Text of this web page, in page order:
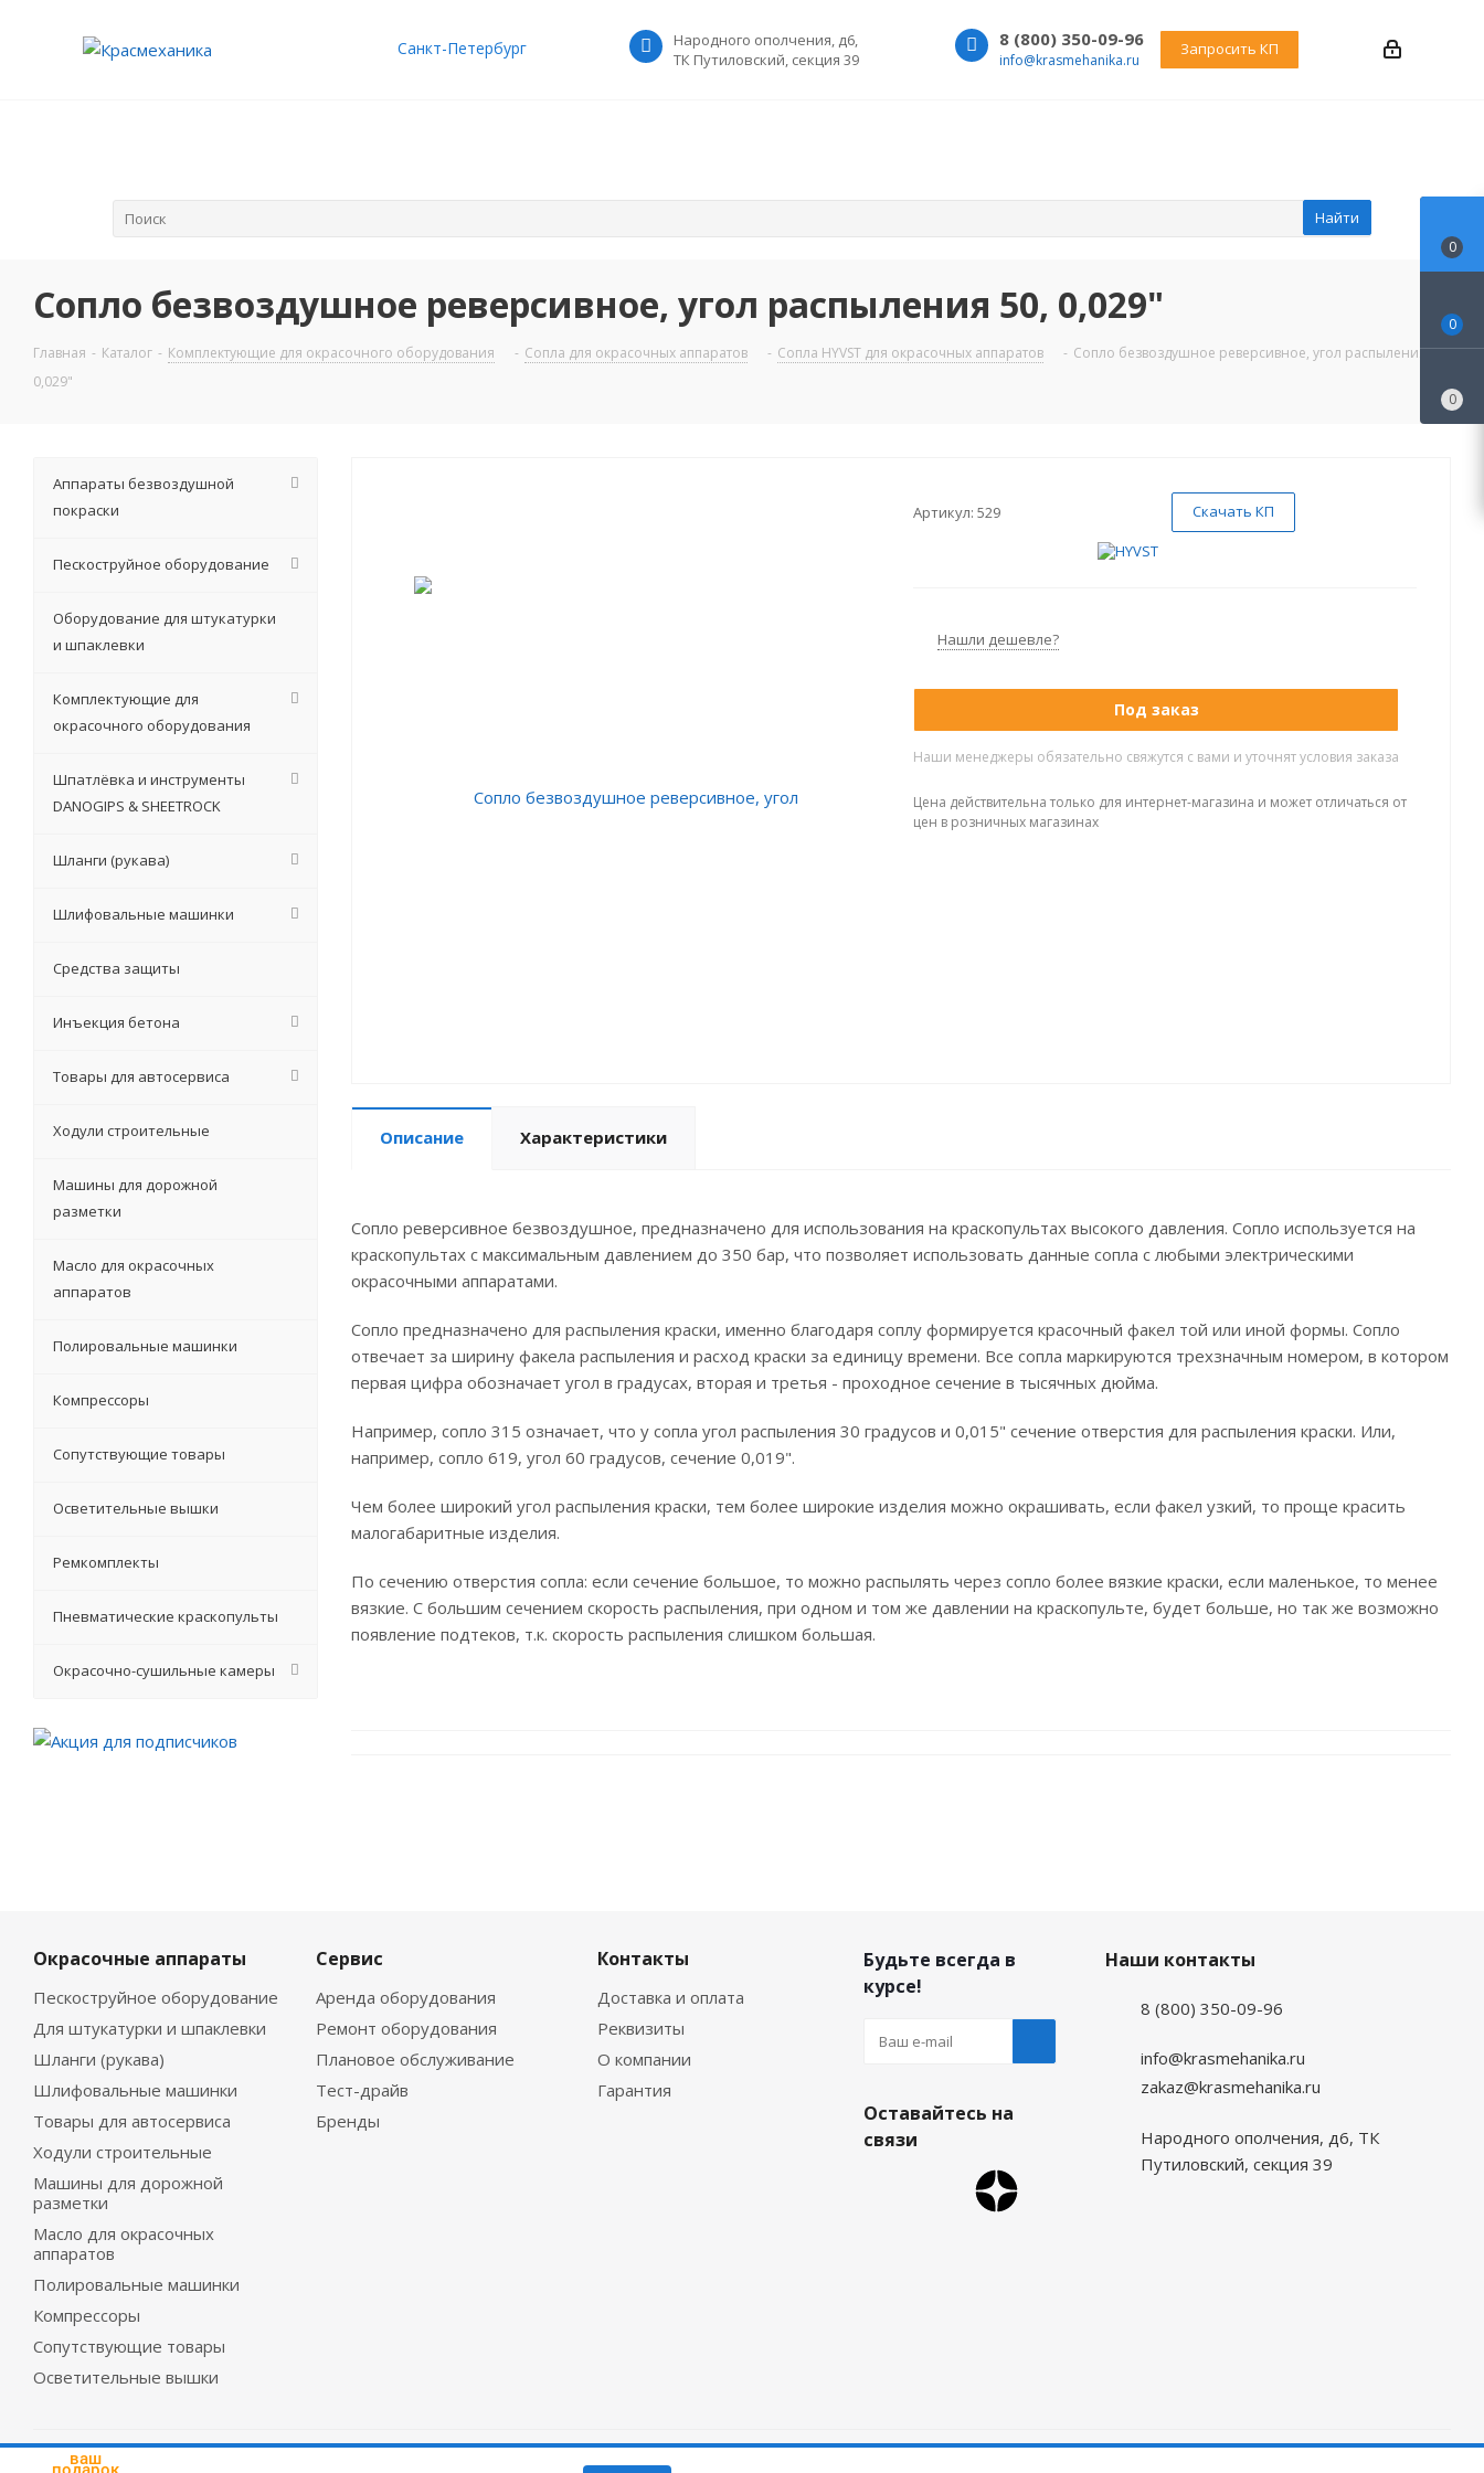
Санкт-Петербург
Народного ополчения, д6,
ТК Путиловский, секция 39
8 (800) 350-09-96
info@krasmehanika.ru
Запросить КП
Найти
Сопло безвоздушное реверсивное, угол распыления 50, 0,029"
Главная - Каталог - Комплектующие для окрасочного оборудования - Сопла для окрасочных аппаратов - Сопла HYVST для окрасочных аппаратов - Сопло безвоздушное реверсивное, угол распыления 50,
0,029"
Артикул: 529 Скачать КП
Нашли дешевле?
Под заказ
Наши менеджеры обязательно свяжутся с вами и уточнят условия заказа
Цена действительна только для интернет-магазина и может отличаться от
цен в розничных магазинах
Описание Характеристики
Сопло реверсивное безвоздушное, предназначено для использования на краскопультах высокого давления. Сопло используется на
краскопультах с максимальным давлением до 350 бар, что позволяет использовать данные сопла с любыми электрическими
окрасочными аппаратами.
Сопло предназначено для распыления краски, именно благодаря соплу формируется красочный факел той или иной формы. Сопло
отвечает за ширину факела распыления и расход краски за единицу времени. Все сопла маркируются трехзначным номером, в котором
первая цифра обозначает угол в градусах, вторая и третья - проходное сечение в тысячных дюйма.
Например, сопло 315 означает, что у сопла угол распыления 30 градусов и 0,015" сечение отверстия для распыления краски. Или,
например, сопло 619, угол 60 градусов, сечение 0,019".
Чем более широкий угол распыления краски, тем более широкие изделия можно окрашивать, если факел узкий, то проще красить
малогабаритные изделия.
По сечению отверстия сопла: если сечение большое, то можно распылять через сопло более вязкие краски, если маленькое, то менее
вязкие. С большим сечением скорость распыления, при одном и том же давлении на краскопульте, будет больше, но так же возможно
появление подтеков, т.к. скорость распыления слишком большая.
Аппараты безвоздушной
покраски
Пескоструйное оборудование
Оборудование для штукатурки
и шпаклевки
Комплектующие для
окрасочного оборудования
Шпатлёвка и инструменты
DANOGIPS & SHEETROCK
Шланги (рукава)
Шлифовальные машинки
Средства защиты
Инъекция бетона
Товары для автосервиса
Ходули строительные
Машины для дорожной
разметки
Масло для окрасочных
аппаратов
Полировальные машинки
Компрессоры
Сопутствующие товары
Осветительные вышки
Ремкомплекты
Пневматические краскопульты
Окрасочно-сушильные камеры
Окрасочные аппараты
Пескоструйное оборудование
Для штукатурки и шпаклевки
Шланги (рукава)
Шлифовальные машинки
Товары для автосервиса
Ходули строительные
Машины для дорожной
разметки
Масло для окрасочных
аппаратов
Полировальные машинки
Компрессоры
Сопутствующие товары
Осветительные вышки
Сервис
Аренда оборудования
Ремонт оборудования
Плановое обслуживание
Тест-драйв
Бренды
Контакты
Доставка и оплата
Реквизиты
О компании
Гарантия
Будьте всегда в
курсе!
Оставайтесь на
связи
Наши контакты
8 (800) 350-09-96
info@krasmehanika.ru
zakaz@krasmehanika.ru
Народного ополчения, д6, ТК
Путиловский, секция 39
2026 © Красмеханика
0
0
0
ваш
подарок